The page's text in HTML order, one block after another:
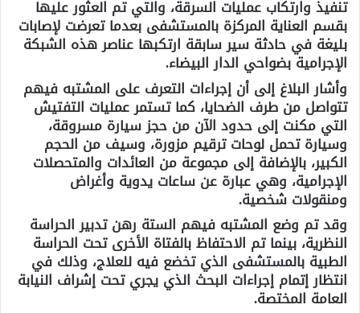
تنفيذ وارتكاب عمليات السرقة، والتي تم العثور عليها
بقسم العناية المركزة بالمستشفى بعدما تعرضت لإصابات
بليغة في حادثة سير سابقة ارتكبها عناصر هذه الشبكة
الإجرامية بضواحي الدار البيضاء.
وأشار البلاغ إلى أن إجراءات التعرف على المشتبه فيهم
تتواصل من طرف الضحايا، كما تستمر عمليات التفتيش
التي مكنت إلى حدود الآن من حجز سيارة مسروقة،
وسيارة تحمل لوحات ترقيم مزورة، وسيف من الحجم
الكبير، بالإضافة إلى مجموعة من العائدات والمتحصلات
الإجرامية، وهي عبارة عن ساعات يدوية وأغراض
ومنقولات شخصية.
وقد تم وضع المشتبه فيهم الستة رهن تدبير الحراسة
النظرية، بينما تم الاحتفاظ بالفتاة الأخرى تحت الحراسة
الطبية بالمستشفى الذي تخضع فيه للعلاج، وذلك في
انتظار إتمام إجراءات البحث الذي يجري تحت إشراف النيابة
العامة المختصة.